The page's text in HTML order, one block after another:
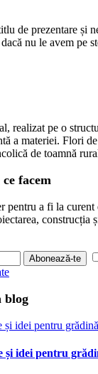
de prezentare și
nu le avem pe
realizat pe o
a materiei. Flori
de toamnă
facem
pentru a fi la curent
construcția
Abonează-te
blog
idei pentru